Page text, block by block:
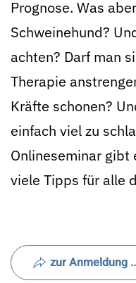
Prognose. Was
Schweinehund?
achten? Darf man
Therapie
Kräfte schonen?
einfach viel zu
Onlineseminar gibt
viele Tipps für alle
zur Anmeldung